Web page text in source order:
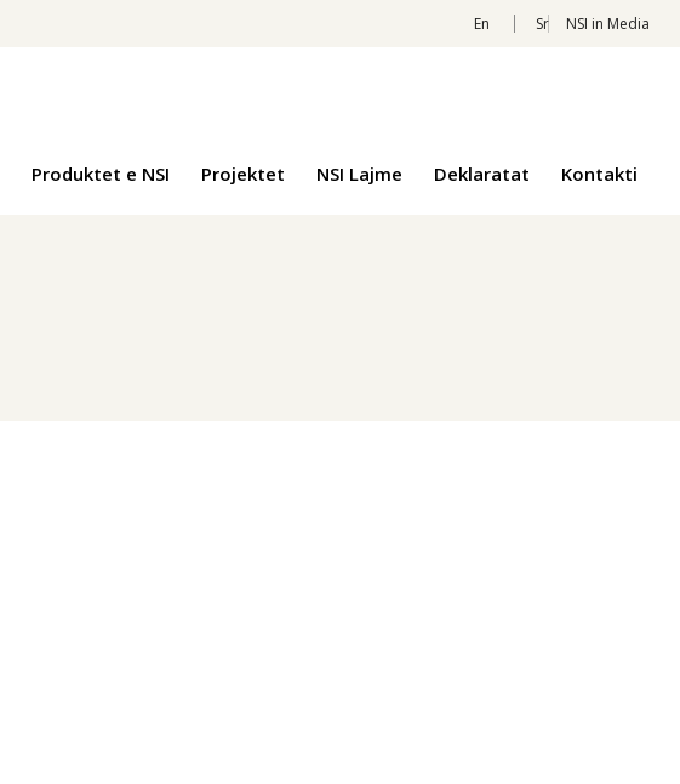
En Sr NSI in Media
Produktet e NSI Projektet NSI Lajme Deklaratat Kontakti